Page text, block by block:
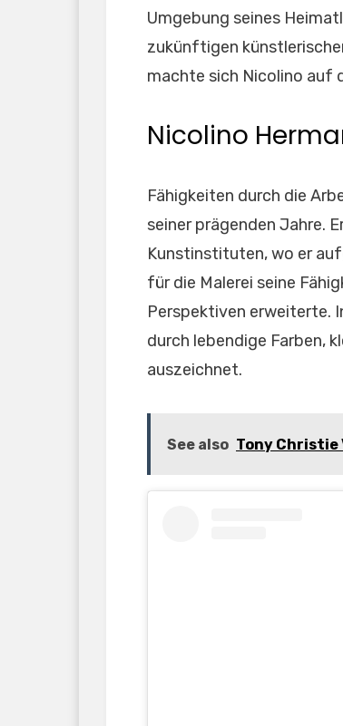
Umgebung seines
zukünftigen
machte sich Nicolino auf
Nicolino
Fähigkeiten durch die
seiner prägenden Jahre.
Kunstinstituten, wo er
für die Malerei seine
Perspektiven erweiterte.
durch lebendige Farben,
auszeichnet.
See also Tony Christie